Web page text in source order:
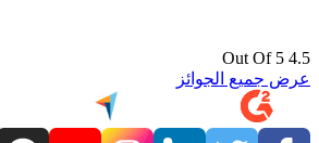
4.5 Out Of 5
عرض جميع الجوائز